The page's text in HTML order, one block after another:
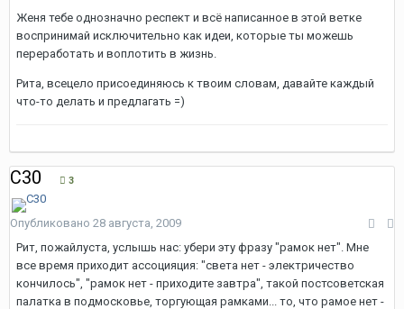
Женя тебе однозначно респект и всё написанное в этой ветке
воспринимай исключительно как идеи, которые ты можешь
переработать и воплотить в жизнь.
Рита, всецело присоединяюсь к твоим словам, давайте каждый
что-то делать и предлагать =)
С30 3
Опубликовано 28 августа, 2009
Рит, пожайлуста, услышь нас: убери эту фразу "рамок нет". Мне
все время приходит ассоцияция: "света нет - электричество
кончилось", "рамок нет - приходите завтра", такой постсоветская
палатка в подмосковье, торгующая рамками... то, что рамое нет -